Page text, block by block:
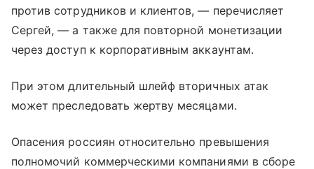
против сотрудников и клиентов, — перечисляет
Сергей, — а также для повторной монетизации
через доступ к корпоративным аккаунтам.
При этом длительный шлейф вторичных атак
может преследовать жертву месяцами.
Опасения россиян относительно превышения
полномочий коммерческими компаниями в сборе